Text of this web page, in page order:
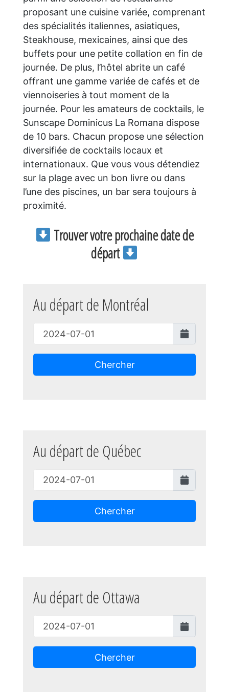
proposant une cuisine variée, comprenant
des spécialités italiennes, asiatiques,
Steakhouse, mexicaines, ainsi que des
buffets pour une petite collation en fin de
journée. De plus, l’hôtel abrite un café
offrant une gamme variée de cafés et de
viennoiseries à tout moment de la
journée. Pour les amateurs de cocktails, le
Sunscape Dominicus La Romana dispose
de 10 bars. Chacun propose une sélection
diversifiée de cocktails locaux et
internationaux. Que vous vous détendiez
sur la plage avec un bon livre ou dans
l’une des piscines, un bar sera toujours à
proximité.
Trouver votre prochaine date de
départ
Au départ de Montréal
Chercher
Au départ de Québec
Chercher
Au départ de Ottawa
Chercher